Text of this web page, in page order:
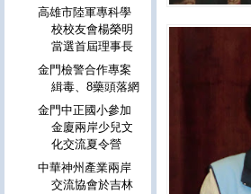
高雄市陸軍專科學
校校友會楊榮明
當選首屆理事長
金門檢警合作專案
緝毒、8藥頭落網
金門中正國小參加
金廈兩岸少兒文
化交流夏令營
中華神州產業兩岸
交流協會於吉林